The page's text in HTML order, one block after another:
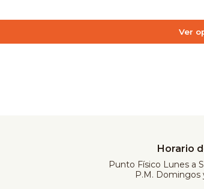
Ver
Horario
Punto Físico Lunes a
P.M. Domingos